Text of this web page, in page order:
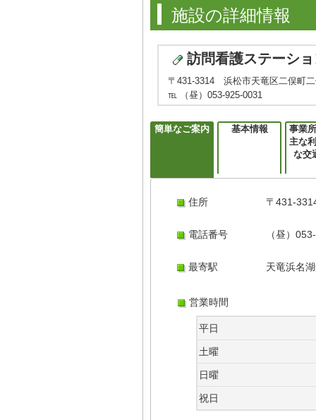
施設の詳細情報
訪問看護ステーシ
〒431-3314 浜松市天竜区二俣町二
℡ （昼）053-925-0031
簡単なご案内 基本情報
事業
主な
な交
住所 〒431-
電話番号 （昼）
最寄駅 天竜浜名
営業時間
平日
土曜
日曜
祝日